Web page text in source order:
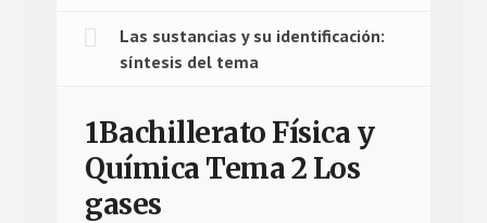
Las sustancias y su identificación:
síntesis del tema
1Bachillerato Física y
Química Tema 2 Los
gases